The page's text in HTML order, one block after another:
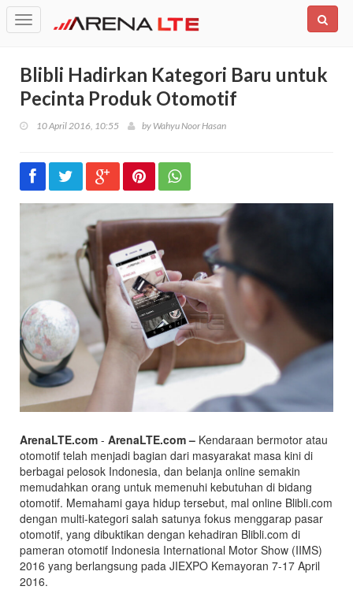
Toggle
navigation
Blibli Hadirkan Kategori Baru untuk
Pecinta Produk Otomotif
10 April 2016, 10:55 by Wahyu Noor Hasan
ArenaLTE.com - ArenaLTE.com – Kendaraan bermotor atau
otomotif telah menjadi bagian dari masyarakat masa kini di
berbagai pelosok Indonesia, dan belanja online semakin
memudahkan orang untuk memenuhi kebutuhan di bidang
otomotif. Memahami gaya hidup tersebut, mal online Blibli.com
dengan multi-kategori salah satunya fokus menggarap pasar
otomotif, yang dibuktikan dengan kehadiran Blibli.com di
pameran otomotif Indonesia International Motor Show (IIMS)
2016 yang berlangsung pada JIEXPO Kemayoran 7-17 April
2016.